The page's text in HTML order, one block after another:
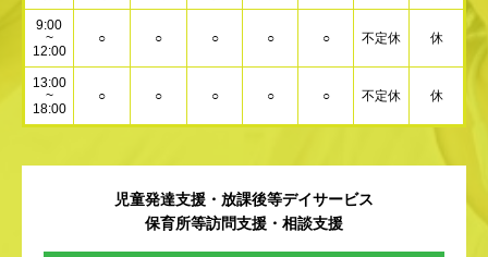
9:00
~
12:00
○ ○ ○ ○ ○ 不定休 休
13:00
~
18:00
○ ○ ○ ○ ○ 不定休 休
児童発達支援・放課後等デイサービス
保育所等訪問支援・相談支援